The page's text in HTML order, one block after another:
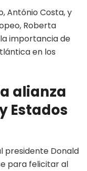
António Costa, y
Roberta
importancia de
en los
alianza
Estados
presidente Donald
para felicitar al